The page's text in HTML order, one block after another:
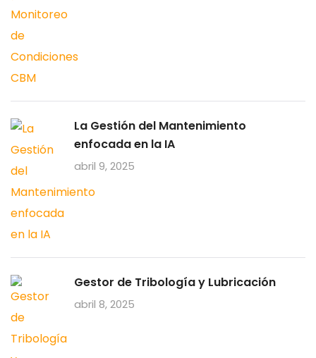
La Gestión del Mantenimiento
enfocada en la IA
abril 9, 2025
Gestor de Tribología y Lubricación
abril 8, 2025